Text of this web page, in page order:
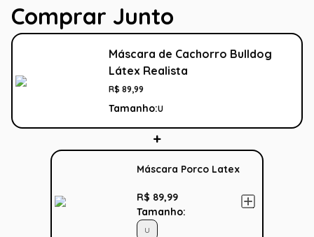
Comprar Junto
Máscara de Cachorro Bulldog
Látex Realista
R$ 89,99
Tamanho:U
Máscara Porco Latex
R$ 89,99
Tamanho:
U